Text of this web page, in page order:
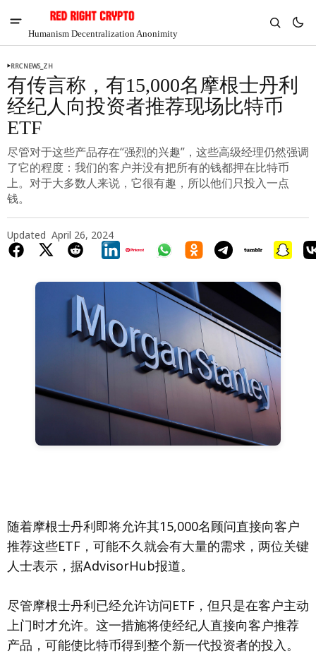
Humanism Decentralization Anonimity
Chia
RRCNEWS_ZH
有传言称，有15,000名摩根士丹利
经纪人向投资者推荐现场比特币
ETF
尽管对于这些产品存在“强烈的兴趣”，这些高级经理仍然强调
了它的程度：我们的客户并没有把所有的钱都押在比特币
上。对于大多数人来说，它很有趣，所以他们只投入一点
钱。
Updated April 26, 2024
随着摩根士丹利即将允许其15,000名顾问直接向客户
推荐这些ETF，可能不久就会有大量的需求，两位关键
人士表示，据AdvisorHub报道。
尽管摩根士丹利已经允许访问ETF，但只是在客户主动
上门时才允许。这一措施将使经纪人直接向客户推荐
产品，可能使比特币得到整个新一代投资者的投入。